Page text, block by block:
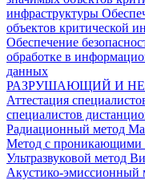
инфраструктуры
объектов критической
Обеспечение
обработке в
данных
РАЗРУШАЮЩИЙ И
Аттестация
специалистов
Радиационный метод
Метод с проникающими
Ультразвуковой метод
Акустико-эмиссионный